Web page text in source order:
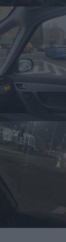
korki
to z